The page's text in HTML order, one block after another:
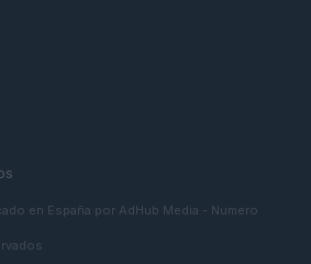
en España por AdHub Media - Numero